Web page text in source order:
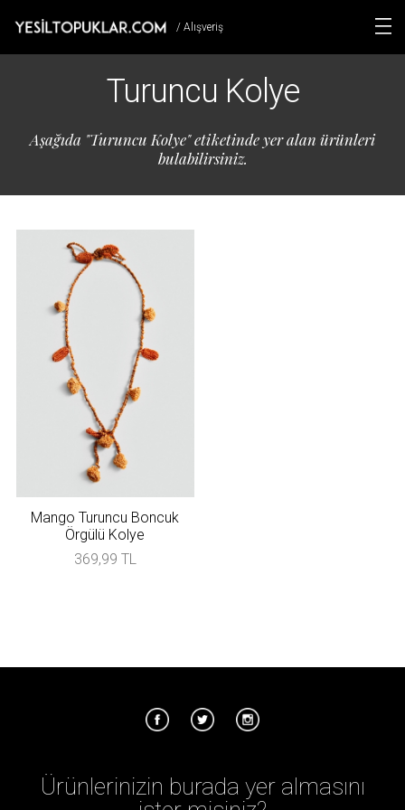
/ Alışveriş
Turuncu Kolye
Aşağıda "Turuncu Kolye" etiketinde yer alan ürünleri
bulabilirsiniz.
Mango Turuncu Boncuk
Örgülü Kolye
369,99 TL
Ürünlerinizin burada yer almasını